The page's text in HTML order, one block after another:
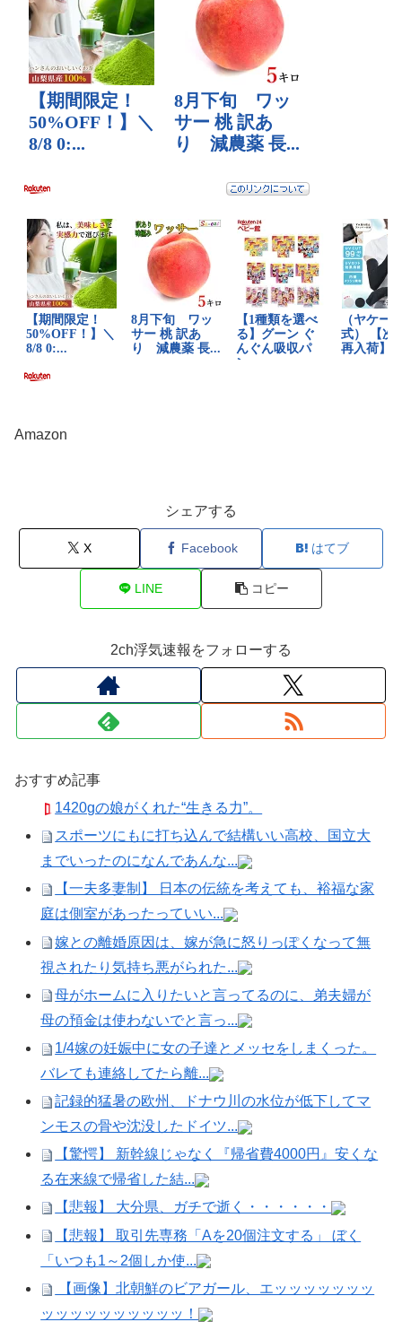
Amazon
シェアする
X Facebook はてブ
LINE コピー
2ch浮気速報をフォローする
おすすめ記事
1420gの娘がくれた“生きる力”。
スポーツにもに打ち込んで結構いい高校、国立大
までいったのになんであんな...
【一夫多妻制】 日本の伝統を考えても、裕福な家
庭は側室があったっていい...
嫁との離婚原因は、嫁が急に怒りっぽくなって無
視されたり気持ち悪がられた...
母がホームに入りたいと言ってるのに、弟夫婦が
母の預金は使わないでと言っ...
1/4嫁の妊娠中に女の子達とメッセをしまくった。
バレても連絡してたら離...
記録的猛暑の欧州、ドナウ川の水位が低下してマ
ンモスの骨や沈没したドイツ...
【驚愕】 新幹線じゃなく『帰省費4000円』安くな
る在来線で帰省した結...
【悲報】 大分県、ガチで逝く・・・・・・
【悲報】 取引先専務「Aを20個注文する」 ぼく
「いつも1～2個しか使...
【画像】北朝鮮のビアガール、エッッッッッッッ
ッッッッッッッッッッ！